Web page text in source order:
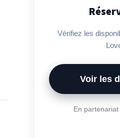
Vérifiez les
Voir les
En